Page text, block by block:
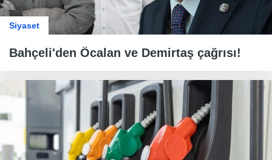
Siyaset
Bahçeli'den Öcalan ve Demirtaş çağrısı!